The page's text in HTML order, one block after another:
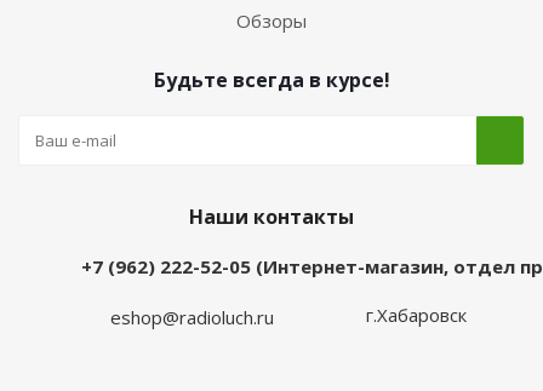
Обзоры
Будьте всегда в курсе!
Наши контакты
+7 (962) 222-52-05 (Интернет-магазин, отдел
eshop@radioluch.ru г.Хабаровск